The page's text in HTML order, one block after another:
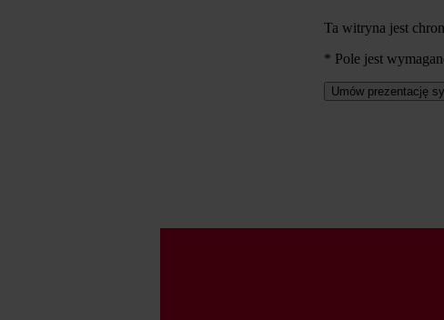
Ta witryna jest
* Pole jest
Umów prezentację